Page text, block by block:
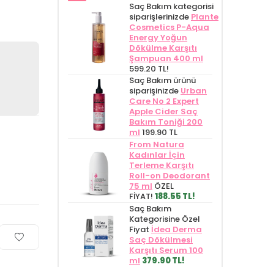
Saç Bakım kategorisi
siparişlerinizde Plante
Cosmetics P-Aqua
Energy Yoğun
Dökülme Karşıtı
Şampuan 400 ml
599.20 TL!
Saç Bakım ürünü
siparişinizde Urban
Care No 2 Expert
Apple Cider Saç
Bakım Toniği 200
ml 199.90 TL
From Natura
Kadınlar İçin
Terleme Karşıtı
Roll-on Deodorant
75 ml ÖZEL
FİYAT! 188.55 TL!
Saç Bakım
Kategorisine Özel
Fiyat İdea Derma
Saç Dökülmesi
Karşıtı Serum 100
ml 379.90 TL!